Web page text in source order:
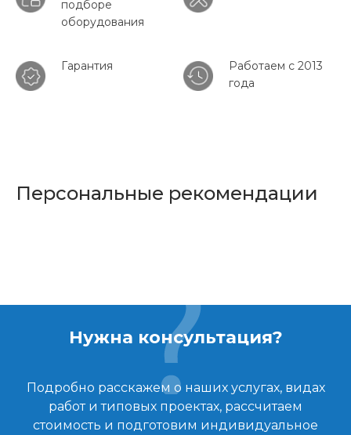
подборе
оборудования
Гарантия
Работаем с 2013
года
Персональные рекомендации
Нужна консультация?
Подробно расскажем о наших услугах, видах
работ и типовых проектах, рассчитаем
стоимость и подготовим индивидуальное